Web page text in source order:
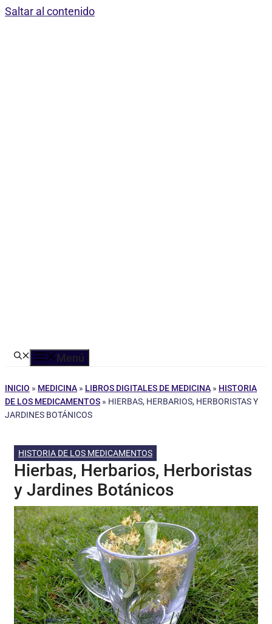
Saltar al contenido
Menú
INICIO » MEDICINA » LIBROS DIGITALES DE MEDICINA » HISTORIA
DE LOS MEDICAMENTOS » HIERBAS, HERBARIOS, HERBORISTAS Y
JARDINES BOTÁNICOS
HISTORIA DE LOS MEDICAMENTOS
Hierbas, Herbarios, Herboristas
y Jardines Botánicos